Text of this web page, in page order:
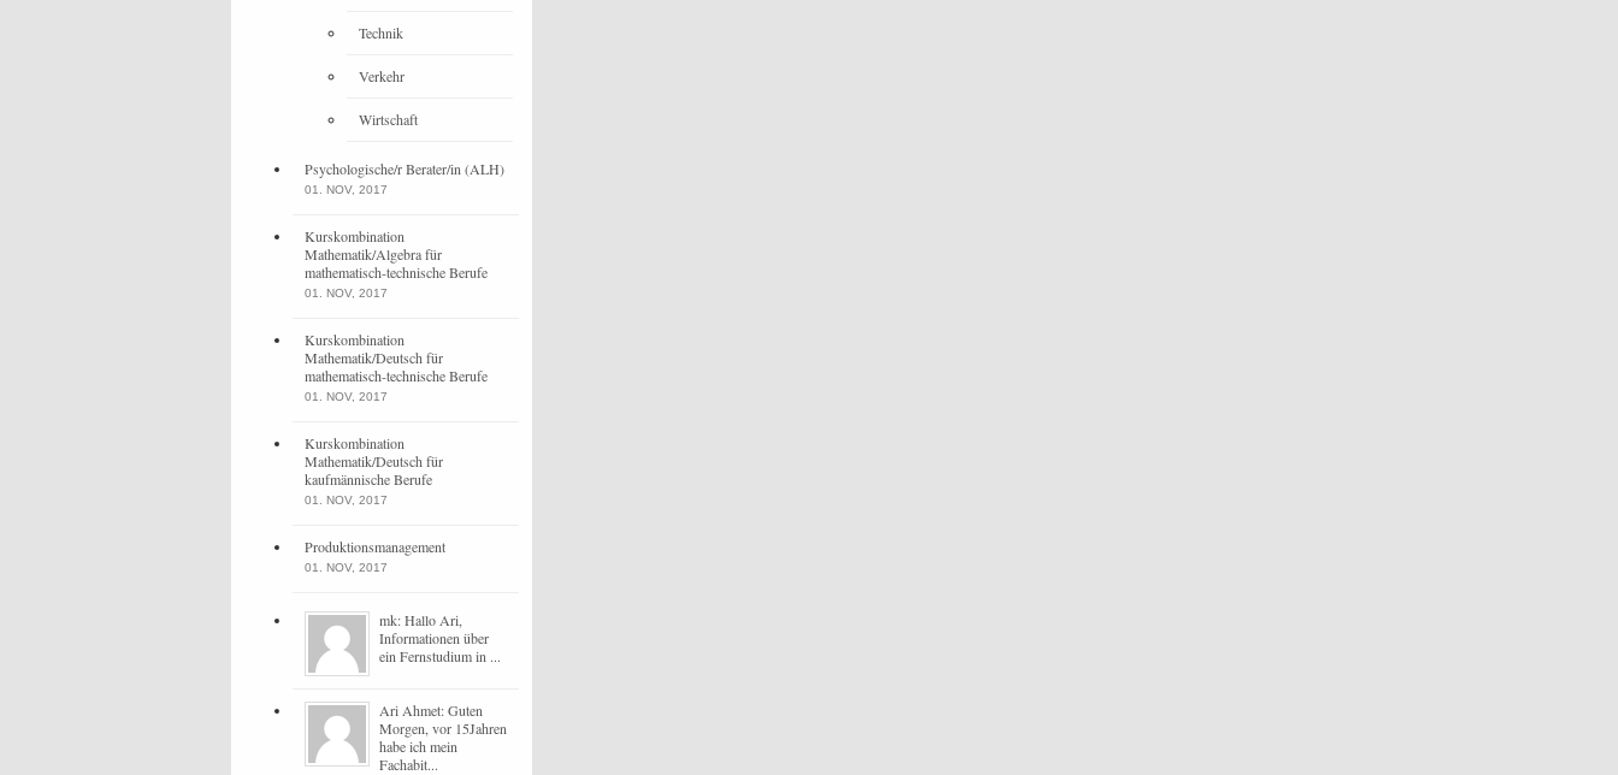
Technik
Verkehr
Wirtschaft
Psychologische/r Berater/in (ALH)
01. NOV, 2017
Kurskombination
Mathematik/Algebra für
mathematisch-technische Berufe
01. NOV, 2017
Kurskombination
Mathematik/Deutsch für
mathematisch-technische Berufe
01. NOV, 2017
Kurskombination
Mathematik/Deutsch für
kaufmännische Berufe
01. NOV, 2017
Produktionsmanagement
01. NOV, 2017
mk: Hallo Ari,
Informationen über
ein Fernstudium in ...
Ari Ahmet: Guten
Morgen, vor 15Jahren
habe ich mein
Fachabit...